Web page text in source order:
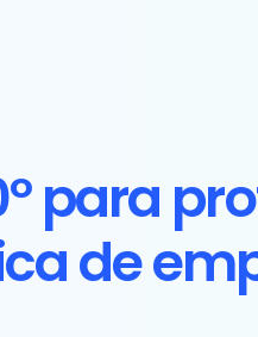
para
de